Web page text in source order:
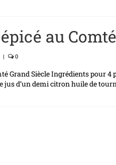
au
| 0
Grand Siècle Ingrédients pour 4
jus d’un demi citron huile de